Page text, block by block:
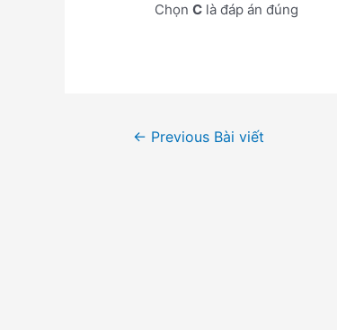
ChọnC là đáp án đúng
Điều← Previous Bài viết